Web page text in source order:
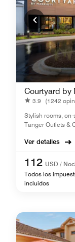
Courtyard by
3.9 (1242
Stylish rooms,
Tanger Outlets &
Ver detalles
112 USD /
Todos los
incluidos